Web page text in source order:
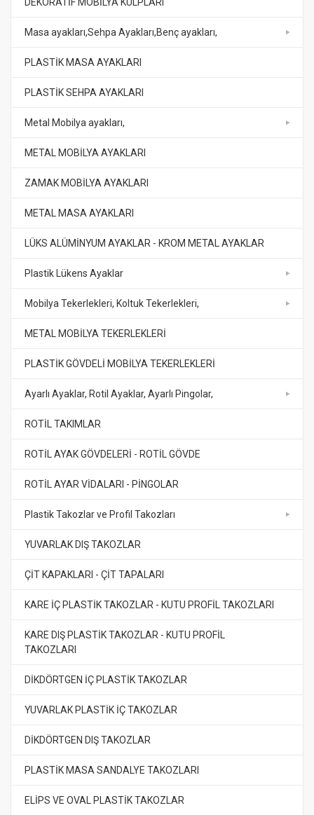
Masa ayakları,Sehpa Ayakları,Benç ayakları,
PLASTİK MASA AYAKLARI
PLASTİK SEHPA AYAKLARI
Metal Mobilya ayakları,
METAL MOBİLYA AYAKLARI
ZAMAK MOBİLYA AYAKLARI
METAL MASA AYAKLARI
LÜKS ALÜMİNYUM AYAKLAR - KROM METAL AYAKLAR
Plastik Lükens Ayaklar
Mobilya Tekerlekleri, Koltuk Tekerlekleri,
METAL MOBİLYA TEKERLEKLERİ
PLASTİK GÖVDELİ MOBİLYA TEKERLEKLERİ
Ayarlı Ayaklar, Rotil Ayaklar, Ayarlı Pingolar,
ROTİL TAKIMLAR
ROTİL AYAK GÖVDELERİ - ROTİL GÖVDE
ROTİL AYAR VİDALARI - PİNGOLAR
Plastik Takozlar ve Profil Takozları
YUVARLAK DIŞ TAKOZLAR
ÇİT KAPAKLARI - ÇİT TAPALARI
KARE İÇ PLASTİK TAKOZLAR - KUTU PROFİL TAKOZLARI
KARE DIŞ PLASTİK TAKOZLAR - KUTU PROFİL
TAKOZLARI
DİKDÖRTGEN İÇ PLASTİK TAKOZLAR
YUVARLAK PLASTİK İÇ TAKOZLAR
DİKDÖRTGEN DIŞ TAKOZLAR
PLASTİK MASA SANDALYE TAKOZLARI
ELİPS VE OVAL PLASTİK TAKOZLAR